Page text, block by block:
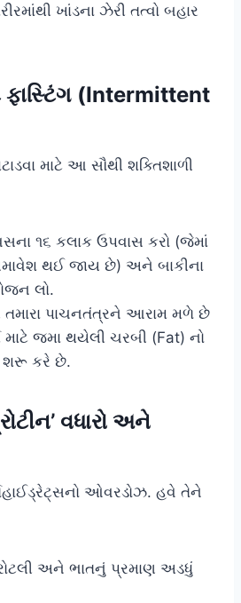
ખાંડના ઝેરી તત્વો બહાર
ફાસ્ટિંગ (Intermittent
માટે આ સૌથી શક્તિશાળી
૧૬ કલાક ઉપવાસ કરો (જેમાં
થઈ જાય છે) અને બાકીના
લો.
પાચનતંત્રને આરામ મળે છે
માટે જમા થયેલી ચરબી (Fat) નો
શરૂ કરે છે.
વધારો અને
ઓવરડોઝ. હવે તેને
અને ભાતનું પ્રમાણ અડધું